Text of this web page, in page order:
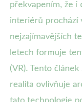
překvapením, že i
interiérů prochází
nejzajímavějších
letech formuje
(VR). Tento
realita ovlivňuje